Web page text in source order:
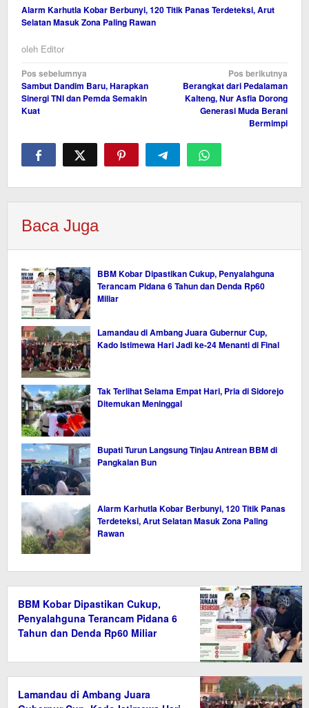
Alarm Karhutla Kobar Berbunyi, 120 Titik Panas Terdeteksi, Arut
Selatan Masuk Zona Paling Rawan
oleh Editor
Navigasi
pos
Pos sebelumnya
Sambut Dandim Baru, Harapkan
Sinergi TNI dan Pemda Semakin
Kuat
Pos berikutnya
Berangkat dari Pedalaman
Kalteng, Nur Asfia Dorong
Generasi Muda Berani
Bermimpi
Baca Juga
BBM Kobar Dipastikan Cukup, Penyalahguna
Terancam Pidana 6 Tahun dan Denda Rp60
Miliar
Lamandau di Ambang Juara Gubernur Cup,
Kado Istimewa Hari Jadi ke-24 Menanti di Final
Tak Terlihat Selama Empat Hari, Pria di Sidorejo
Ditemukan Meninggal
Bupati Turun Langsung Tinjau Antrean BBM di
Pangkalan Bun
Alarm Karhutla Kobar Berbunyi, 120 Titik Panas
Terdeteksi, Arut Selatan Masuk Zona Paling
Rawan
BBM Kobar Dipastikan Cukup,
Penyalahguna Terancam Pidana 6
Tahun dan Denda Rp60 Miliar
Lamandau di Ambang Juara